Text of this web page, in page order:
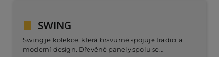
SWING
Swing je kolekce, která bravurně spojuje tradici a
moderní design. Dřevěné panely spolu se